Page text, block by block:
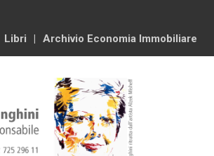
Libri Archivio Economia Immobiliare